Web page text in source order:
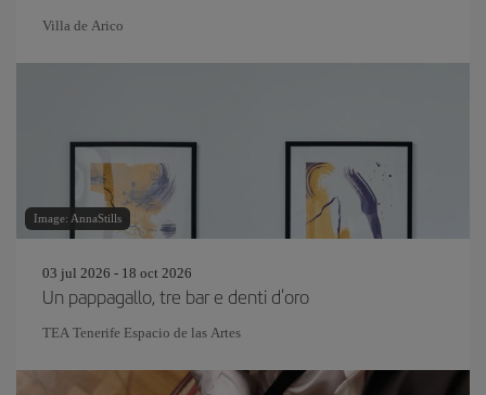
Villa de Arico
Image: AnnaStills
03 jul 2026 - 18 oct 2026
Un pappagallo, tre bar e denti d'oro
TEA Tenerife Espacio de las Artes